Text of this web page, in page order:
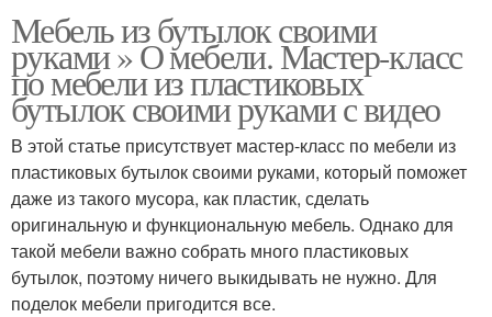
Мебель из бутылок своими
руками » О мебели. Мастер-класс
по мебели из пластиковых
бутылок своими руками с видео
В этой статье присутствует мастер-класс по мебели из
пластиковых бутылок своими руками, который поможет
даже из такого мусора, как пластик, сделать
оригинальную и функциональную мебель. Однако для
такой мебели важно собрать много пластиковых
бутылок, поэтому ничего выкидывать не нужно. Для
поделок мебели пригодится все.